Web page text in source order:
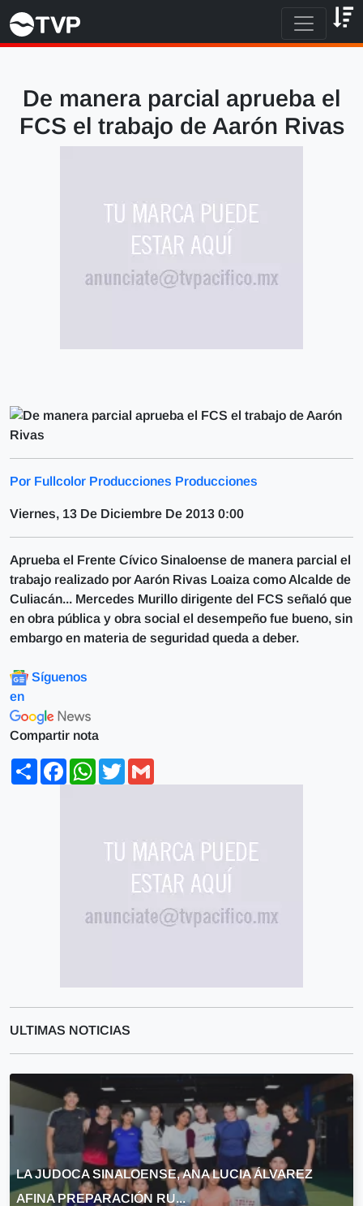
De manera parcial aprueba el
FCS el trabajo de Aarón Rivas
Por Fullcolor Producciones Producciones
Viernes, 13 De Diciembre De 2013 0:00
Aprueba el Frente Cívico Sinaloense de manera parcial el
trabajo realizado por Aarón Rivas Loaiza como Alcalde de
Culiacán... Mercedes Murillo dirigente del FCS señaló que
en obra pública y obra social el desempeño fue bueno, sin
embargo en materia de seguridad queda a deber.
Síguenos
en
Compartir nota
ShareFacebookWhatsApp
Twitter
ULTIMAS NOTICIAS
LA JUDOCA SINALOENSE, ANA LUCIA ÁLVAREZ
AFINA PREPARACIÓN RU...